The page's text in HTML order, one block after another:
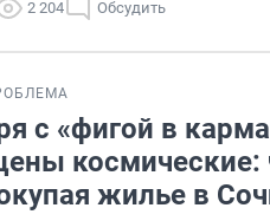
2 204 Обсудить
с «фигой в
жилье в